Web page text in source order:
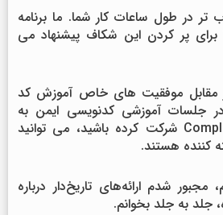
در طول ساعات کار شما. ما برنامه
برای پر کردن این شکاف پیشنهاد می
مقابل موفقیت های خاص آموزش کد
جلسات آموزشی کدنویسی ایمن به
عنوان بخشی از Compliance شرکت کرده باشید، می توانید
کننده هستند.
مجبور شدم ارائه‌های تاریخ‌دار درباره
جلد به جلد بخوانم.